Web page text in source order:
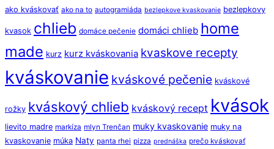
ako kváskovať ako na to autogramiáda bezlepkove kvaskovanie bezlepkovy
kvasok chlieb domáce pečenie domáci chlieb home
made kurz kurz kváskovania kvaskove recepty
kváskovanie kváskové pečenie kváskové
rožky kváskový chlieb kváskový recept kvások
lievito madre markíza mlyn Trenčan muky kvaskovanie muky na
kvaskovanie múka Naty panta rhei pizza prednáška prečo kváskovať